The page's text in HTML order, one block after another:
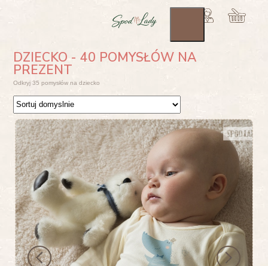
DZIECKO - 40 POMYSŁÓW NA
PREZENT
Odkryj 35 pomysłów na dziecko